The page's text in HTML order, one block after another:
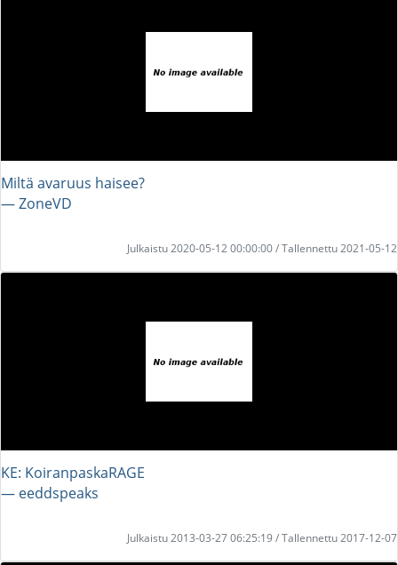
Miltä avaruus haisee?
― ZoneVD
Julkaistu 2020-05-12 00:00:00 / Tallennettu 2021-05-12
KE: KoiranpaskaRAGE
― eeddspeaks
Julkaistu 2013-03-27 06:25:19 / Tallennettu 2017-12-07